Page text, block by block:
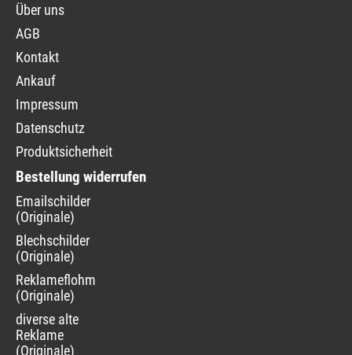
Über uns
AGB
Kontakt
Ankauf
Impressum
Datenschutz
Produktsicherheit
Bestellung widerrufen
Navigation
überspringen
Emailschilder
(Originale)
Blechschilder
(Originale)
Reklameflohmarkt
(Originale)
diverse alte
Reklame
(Originale)